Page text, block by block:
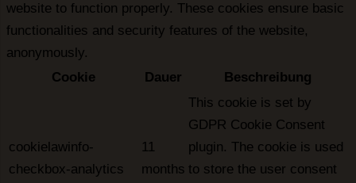
website to function properly. These cookies ensure basic
functionalities and security features of the website,
anonymously.
Cookie
Dauer Beschreibung
cookielawinfo-
checkbox-analytics
11
months
This cookie is set by
GDPR Cookie Consent
plugin. The cookie is used
to store the user consent